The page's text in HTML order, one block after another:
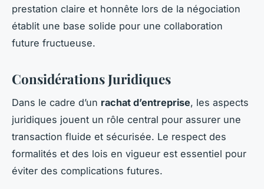
prestation claire et honnête lors de la négociation
établit une base solide pour une collaboration
future fructueuse.
Considérations Juridiques
Dans le cadre d’un rachat d’entreprise, les aspects
juridiques jouent un rôle central pour assurer une
transaction fluide et sécurisée. Le respect des
formalités et des lois en vigueur est essentiel pour
éviter des complications futures.